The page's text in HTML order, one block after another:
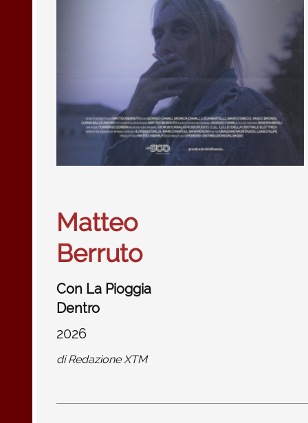
Matteo
Berruto
Con La Pioggia
Dentro
2026
diRedazione XTM